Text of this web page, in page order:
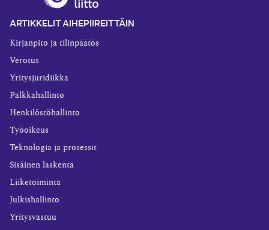
ARTIKKELIT AIHEPIIREITTÄIN
Kirjanpito ja tilinpäätös
Verotus
Yritysjuridiikka
Palkkahallinto
Henkilöstöhallinto
Työoikeus
Teknologia ja prosessit
Sisäinen laskenta
Liiketoiminta
Julkishallinto
Yritysvastuu